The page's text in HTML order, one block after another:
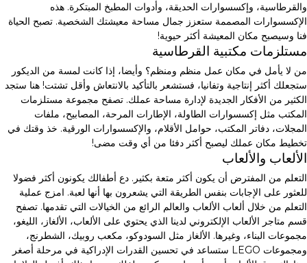
والقرطاسية، وإكسسوارات الحديقة، وأدوات المطبخ المبتكرة. هذه
الإكسسوارات المصممة ستعزز جمال مساحة معيشتك الشخصية. تصبح الحياة
فنا وسيصبح مكان المعيشة أكثر حيوية!
مستلزمات مكتبية القرطاسية
من لا يأمل في مكان عمل منظم ومنظم؟ وأيضا، إذا كانت لمسة من الديكور
ستجعلك أكثر إنتاجية وتفانيا، فستشعر بالتأكيد بالانتعاش وأقل تشتت! هنا ستجد
الكثير من الأفكار الجديدة لإدارة مساحة عملك. تصفح مجموعة مستلزمات
المكتب مثل إكسسوارات الطاولة، الإطارات المرحة، المصابيح، ملفات
المجلات، دفاتر المكتب، حوامل الأقلام، والإكسسوارات الورقية. خذ وقتك في
تخطيط مكان عملك ليصبح أكثر دفئا من أي وقت مضى!
الألعاب والألعاب
التعلم من المفترض أن يكون أكثر متعة بكثير. دع أطفالك يكونون أكثر فضولا
للعثور على الإجابات بنفس الطريقة التي يشعرون بها أنها لعبة. امزج عملية
التعلم من خلال ألعاب الألعاب والعالم الرائع من الخيالات التي تقدمها. تصفح
قسم متاجر الألعاب الإلكتروني لدينا الذي يحتوي على الألعاب، الألغاز، الليغو،
مجموعات البناء، وغيرها. الألغاز مثل السودوكو، مكعب روبيك، الشطرنج،
ومجموعات LEGO ستساعد في تحسين القدرات الإدراكية في مرحلة أصغر